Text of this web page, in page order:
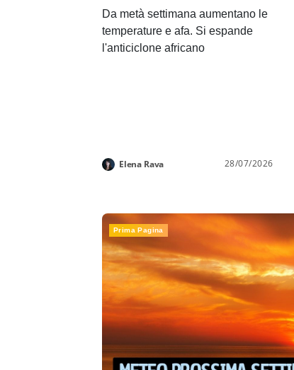
Da metà settimana aumentano le
temperature e afa. Si espande
l'anticiclone africano
Elena Rava 28/07/2026
Prima Pagina